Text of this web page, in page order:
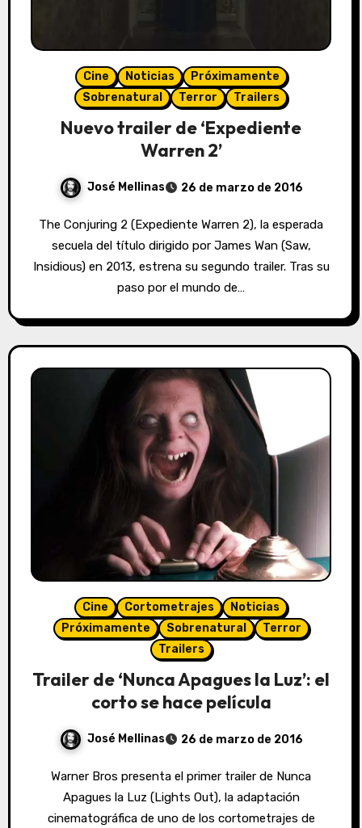
Cine Noticias
Próximamente
Sobrenatural
Terror Trailers
Nuevo trailer de ‘Expediente
Warren 2’
José Mellinas 26 de marzo de 2016
The Conjuring 2 (Expediente Warren 2), la esperada
secuela del título dirigido por James Wan (Saw,
Insidious) en 2013, estrena su segundo trailer. Tras su
paso por el mundo de…
Cine Cortometrajes
Noticias
Próximamente
Sobrenatural
Terror
Trailers
Trailer de ‘Nunca Apagues la Luz’: el
corto se hace película
José Mellinas 26 de marzo de 2016
Warner Bros presenta el primer trailer de Nunca
Apagues la Luz (Lights Out), la adaptación
cinematográfica de uno de los cortometrajes de